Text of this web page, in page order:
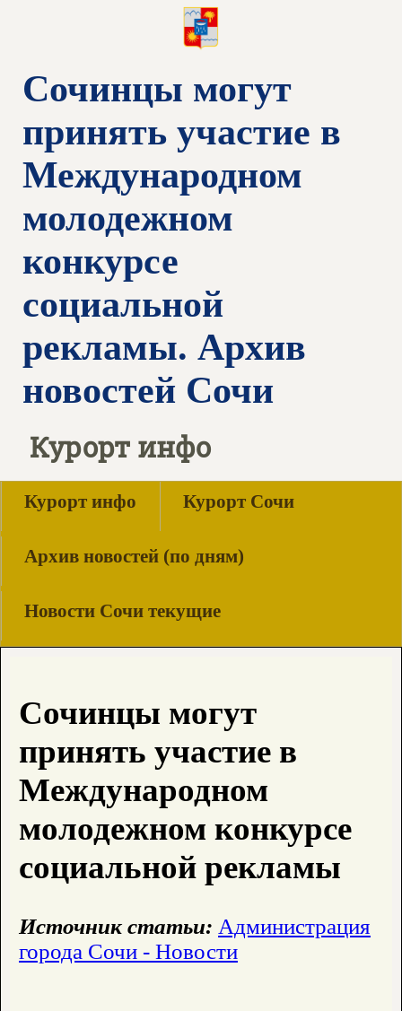
Сочинцы могут
принять участие в
Международном
молодежном
конкурсе
социальной
рекламы. Архив
новостей Сочи
Курорт инфо
Курорт инфо Курорт Сочи
Архив новостей (по дням)
Новости Сочи текущие
Сочинцы могут
принять участие в
Международном
молодежном конкурсе
социальной рекламы
Источник статьи: Администрация
города Сочи - Новости